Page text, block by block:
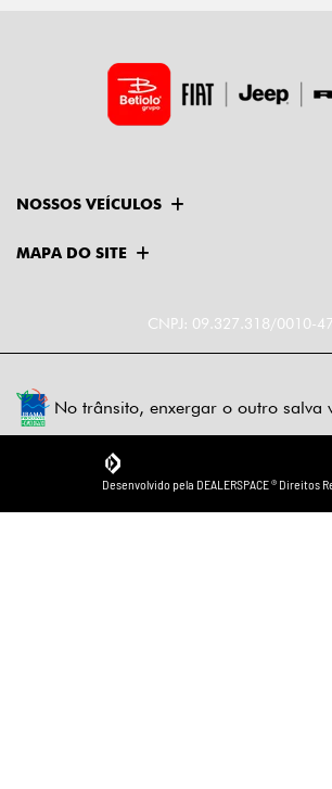
NOSSOS VEÍCULOS
MAPA DO SITE
CNPJ: 09.327.318/0010-47
No trânsito, enxergar o outro salva
Desenvolvido pela DEALERSPACE ® Direitos